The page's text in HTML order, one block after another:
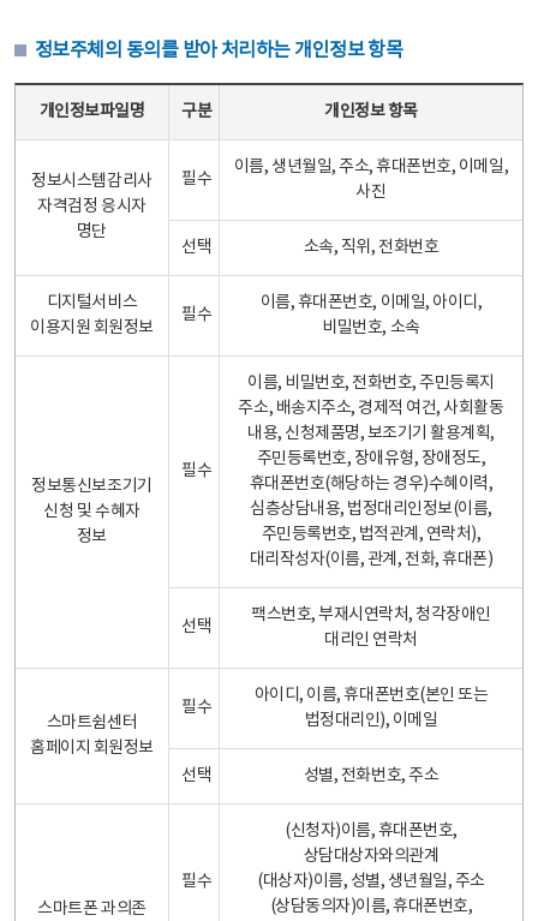
정보주체의 동의를 받아 처리하는 개인정보 항목
개인정보파일명 구분 개인정보 항목
정보시스템감리사
자격검정 응시자
명단
필수
이름, 생년월일, 주소, 휴대폰번호, 이메일,
사진
선택 소속, 직위, 전화번호
디지털서비스
이용지원 회원정보
필수
이름, 휴대폰번호, 이메일, 아이디,
비밀번호, 소속
정보통신보조기기
신청 및 수혜자
정보
필수
이름, 비밀번호, 전화번호, 주민등록지
주소, 배송지주소, 경제적 여건, 사회활동
내용, 신청제품명, 보조기기 활용계획,
주민등록번호, 장애유형, 장애정도,
휴대폰번호(해당하는 경우)수혜이력,
심층상담내용, 법정대리인정보(이름,
주민등록번호, 법적관계, 연락처),
대리작성자(이름, 관계, 전화, 휴대폰)
선택
팩스번호, 부재시연락처, 청각장애인
대리인 연락처
스마트쉼센터
홈페이지 회원정보
필수
아이디, 이름, 휴대폰번호(본인 또는
법정대리인), 이메일
선택 성별, 전화번호, 주소
스마트폰 과의존
필수
(신청자)이름, 휴대폰번호,
상담대상자와의관계
(대상자)이름, 성별, 생년월일, 주소
(상담동의자)이름, 휴대폰번호,